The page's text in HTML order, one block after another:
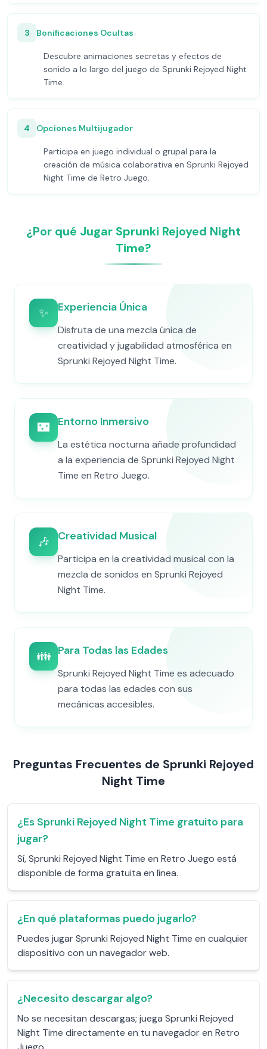
3 Bonificaciones Ocultas
Descubre animaciones secretas y efectos de
sonido a lo largo del juego de Sprunki Rejoyed Night
Time.
4 Opciones Multijugador
Participa en juego individual o grupal para la
creación de música colaborativa en Sprunki Rejoyed
Night Time de Retro Juego.
¿Por qué Jugar Sprunki Rejoyed Night
Time?
✨ Experiencia Única
Disfruta de una mezcla única de
creatividad y jugabilidad atmosférica en
Sprunki Rejoyed Night Time.
🌃 Entorno Inmersivo
La estética nocturna añade profundidad
a la experiencia de Sprunki Rejoyed Night
Time en Retro Juego.
🎶 Creatividad Musical
Participa en la creatividad musical con la
mezcla de sonidos en Sprunki Rejoyed
Night Time.
👪 Para Todas las Edades
Sprunki Rejoyed Night Time es adecuado
para todas las edades con sus
mecánicas accesibles.
Preguntas Frecuentes de Sprunki Rejoyed
Night Time
¿Es Sprunki Rejoyed Night Time gratuito para
jugar?
Sí, Sprunki Rejoyed Night Time en Retro Juego está
disponible de forma gratuita en línea.
¿En qué plataformas puedo jugarlo?
Puedes jugar Sprunki Rejoyed Night Time en cualquier
dispositivo con un navegador web.
¿Necesito descargar algo?
No se necesitan descargas; juega Sprunki Rejoyed
Night Time directamente en tu navegador en Retro